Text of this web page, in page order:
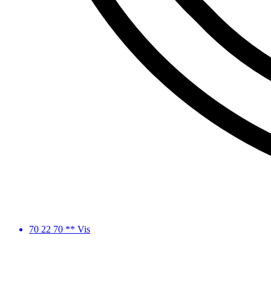
70 22 70 ** Vis